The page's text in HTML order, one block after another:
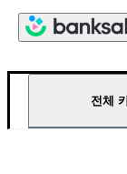
전체